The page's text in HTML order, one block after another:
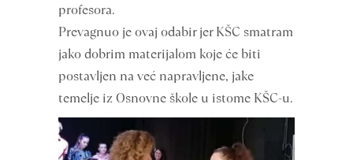
profesora.
Prevagnuo je ovaj odabir jer KŠC smatram
jako dobrim materijalom koje će biti
postavljen na već napravljene, jake
temelje iz Osnovne škole u istome KŠC-u.